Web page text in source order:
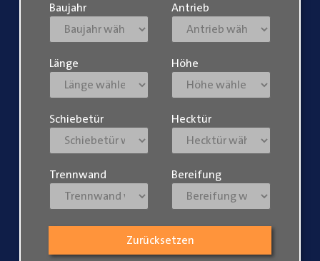
Baujahr Antrieb
Länge Höhe
Schiebetür Hecktür
Trennwand Bereifung
Zurücksetzen